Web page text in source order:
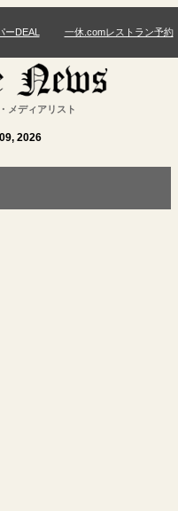
ーDEAL 一休.comレストラン予約
メディアリスト
2026